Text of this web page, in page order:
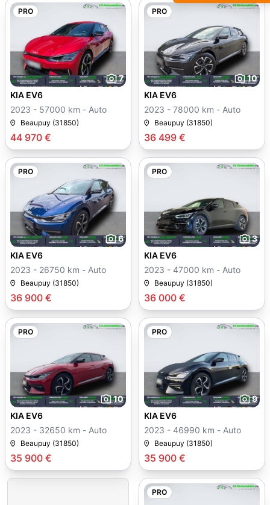
PRO
7
44 970 €
KIA EV6
2023 - 57000 km - Auto
Beaupuy (31850)
PRO
10
36 499 €
KIA EV6
2023 - 78000 km - Auto
Beaupuy (31850)
PRO
6
36 900 €
KIA EV6
2023 - 26750 km - Auto
Beaupuy (31850)
PRO
3
36 000 €
KIA EV6
2023 - 47000 km - Auto
Beaupuy (31850)
PRO
10
35 900 €
KIA EV6
2023 - 32650 km - Auto
Beaupuy (31850)
PRO
9
35 900 €
KIA EV6
2023 - 46990 km - Auto
Beaupuy (31850)
PRO